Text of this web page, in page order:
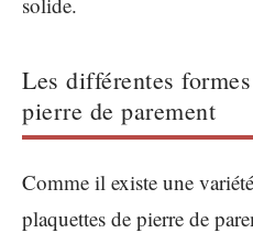
Les différentes
pierre de parement
Comme il existe une
plaquettes de pierre de